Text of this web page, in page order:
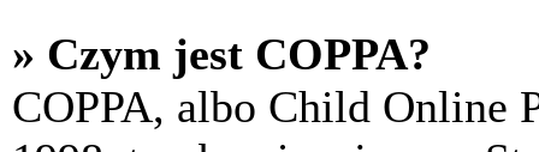
» Czym jest COPPA?
COPPA, albo Child Online